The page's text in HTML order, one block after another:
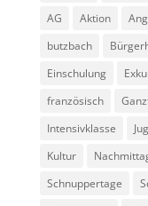
AG
Aktion
butzbach
Einschulung
französisch
Intensivklasse
Kultur
Schnuppertage